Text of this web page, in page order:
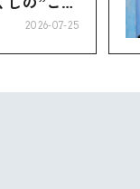
2026-07-25